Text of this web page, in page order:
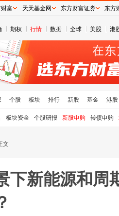
期权 行情 数据 全球 美股 港
个股 板块 排行 新股 基金 港股
板块资金 个股研报 新股申购 转债申购
文
下新能源和周
富 天天基金网 东方财富证券 东方